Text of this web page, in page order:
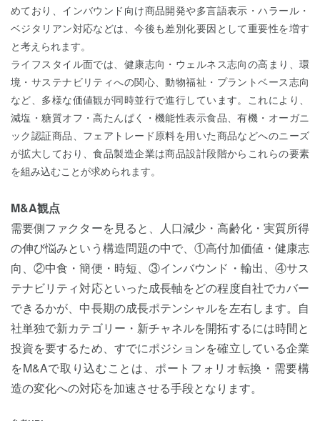
めており、インバウンド向け商品開発や多言語表示・ハラール・
ベジタリアン対応などは、今後も差別化要因として重要性を増す
と考えられます。
ライフスタイル面では、健康志向・ウェルネス志向の高まり、環
境・サステナビリティへの関心、動物福祉・プラントベース志向
など、多様な価値観が同時並行で進行しています。これにより、
減塩・糖質オフ・高たんぱく・機能性表示食品、有機・オーガニ
ック認証商品、フェアトレード原料を用いた商品などへのニーズ
が拡大しており、食品製造企業は商品設計段階からこれらの要素
を組み込むことが求められます。
M&A観点
需要側ファクターを見ると、人口減少・高齢化・実質所得
の伸び悩みという構造問題の中で、①高付加価値・健康志
向、②中食・簡便・時短、③インバウンド・輸出、④サス
テナビリティ対応といった成長軸をどの程度自社でカバー
できるかが、中長期の成長ポテンシャルを左右します。自
社単独で新カテゴリー・新チャネルを開拓するには時間と
投資を要するため、すでにポジションを確立している企業
をM&Aで取り込むことは、ポートフォリオ転換・需要構
造の変化への対応を加速させる手段となります。